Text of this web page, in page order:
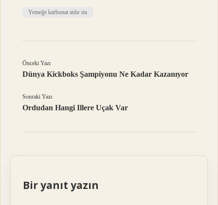
Yemeğe karbonat atılır mı
Önceki Yazı
Dünya Kickboks Şampiyonu Ne Kadar Kazanıyor
Sonraki Yazı
Ordudan Hangi Illere Uçak Var
Bir yanıt yazın